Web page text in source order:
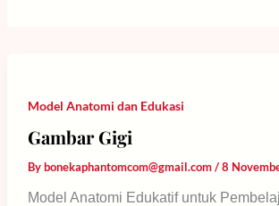
Model Anatomi dan Edukasi
Gambar Gigi
Bybonekaphantomcom@gmail.com/8
Model Anatomi Edukatif untuk